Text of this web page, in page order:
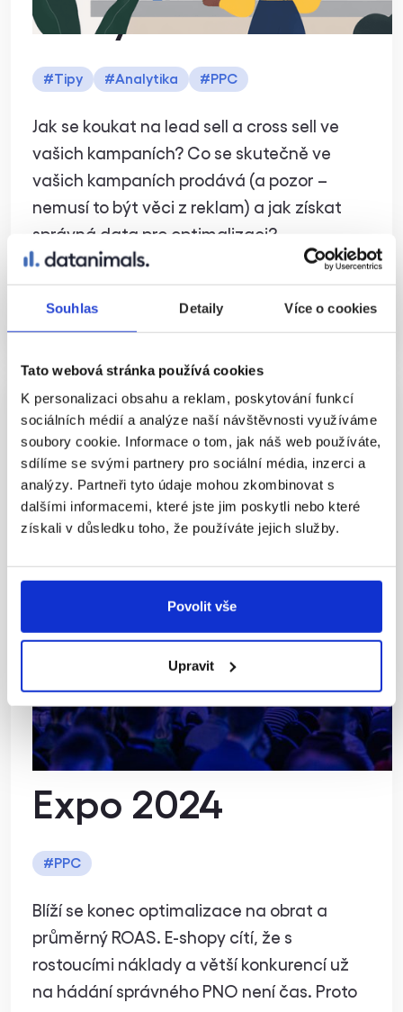
Souhlas Detaily Více o cookies
Tato webová stránka používá cookies
K personalizaci obsahu a reklam, poskytování funkcí
sociálních médií a analýze naší návštěvnosti využíváme
soubory cookie. Informace o tom, jak náš web používáte,
sdílíme se svými partnery pro sociální média, inzerci a
analýzy. Partneři tyto údaje mohou zkombinovat s
dalšími informacemi, které jste jim poskytli nebo které
získali v důsledku toho, že používáte jejich služby.
Povolit vše
Upravit
ho vytvořit?
#Tipy #Analytika #PPC
Jak se koukat na lead sell a cross sell ve
vašich kampaních? Co se skutečně ve
vašich kampaních prodává (a pozor –
nemusí to být věci z reklam) a jak získat
správná data pro optimalizaci?
Číst více
Optimalizujte na
zisk, ne na obrat:
přednáška z
Czech Online
Expo 2024
#PPC
Blíží se konec optimalizace na obrat a
průměrný ROAS. E-shopy cítí, že s
rostoucími náklady a větší konkurencí už
na hádání správného PNO není čas. Proto